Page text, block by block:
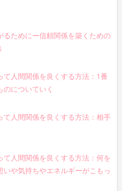
るためにー信頼関係を築くための
て人間関係を良くする方法：1番
についていく
て人間関係を良くする方法：相手
て人間関係を良くする方法：何を
や気持ちやエネルギーがこもっ